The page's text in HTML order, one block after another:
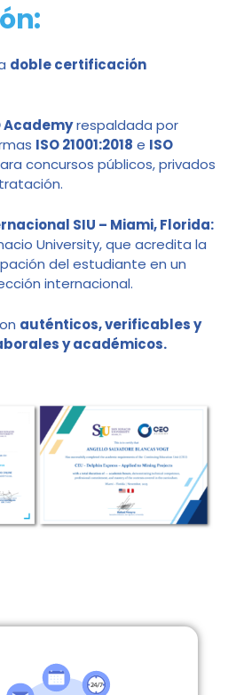
doble certificación
Academyrespaldada por
ISO 21001:2018 e ISO
concursos públicos, privados
SIU – Miami, Florida:
University, que acredita la
del estudiante en un
internacional.
auténticos, verificables y
y académicos.